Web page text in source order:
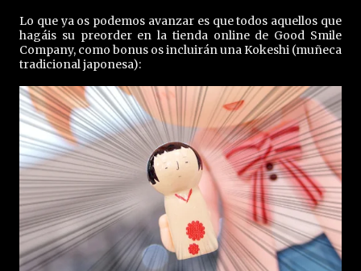
Lo que ya os podemos avanzar es que todos aquellos que
hagáis su preorder en la tienda online de Good Smile
Company, como bonus os incluirán una Kokeshi (muñeca
tradicional japonesa):